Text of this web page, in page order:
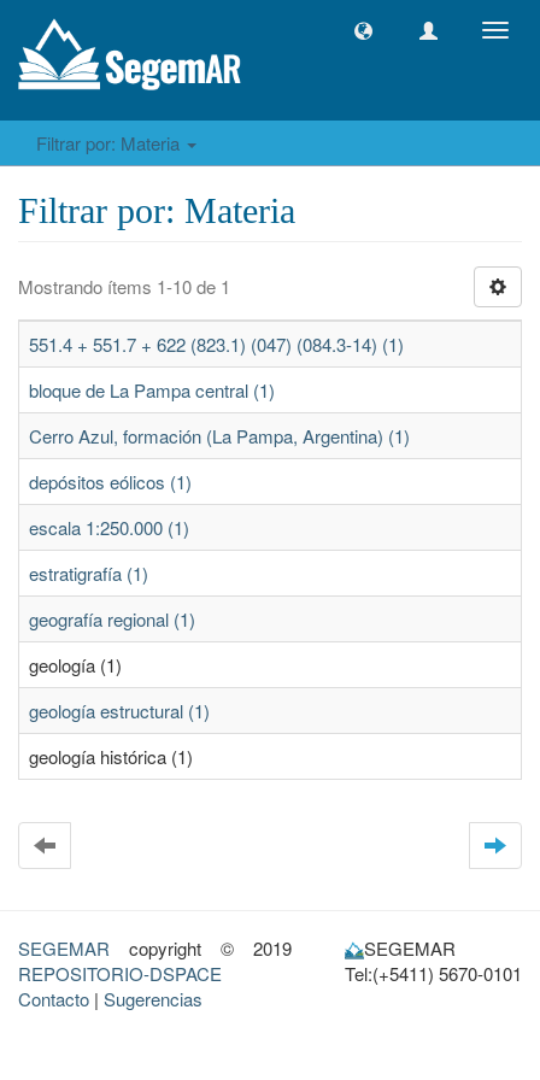
Filtrar por: Materia
Filtrar por: Materia
Mostrando ítems 1-10 de 1
551.4 + 551.7 + 622 (823.1) (047) (084.3-14) (1)
bloque de La Pampa central (1)
Cerro Azul, formación (La Pampa, Argentina) (1)
depósitos eólicos (1)
escala 1:250.000 (1)
estratigrafía (1)
geografía regional (1)
geología (1)
geología estructural (1)
geología histórica (1)
SEGEMAR copyright © 2019
REPOSITORIO-DSPACE
Contacto | Sugerencias
SEGEMAR
Tel:(+5411) 5670-0101